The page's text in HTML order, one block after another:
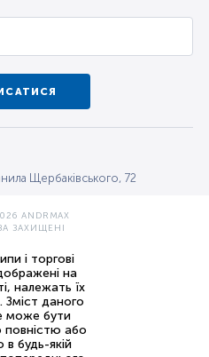
Щербаківського, 72
ANDRMAX
ЗАХИЩЕНІ
і торгові
на
належать їх
Зміст даного
може бути
повністю або
в будь-якій